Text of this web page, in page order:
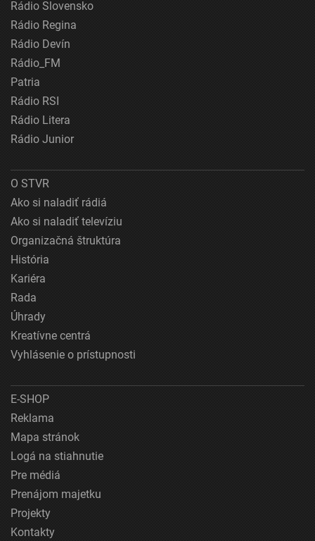
Rádio Slovensko
Rádio Regina
Rádio Devín
Rádio_FM
Patria
Rádio RSI
Rádio Litera
Rádio Junior
O STVR
Ako si naladiť rádiá
Ako si naladiť televíziu
Organizačná štruktúra
História
Kariéra
Rada
Úhrady
Kreatívne centrá
Vyhlásenie o prístupnosti
E-SHOP
Reklama
Mapa stránok
Logá na stiahnutie
Pre médiá
Prenájom majetku
Projekty
Kontakty